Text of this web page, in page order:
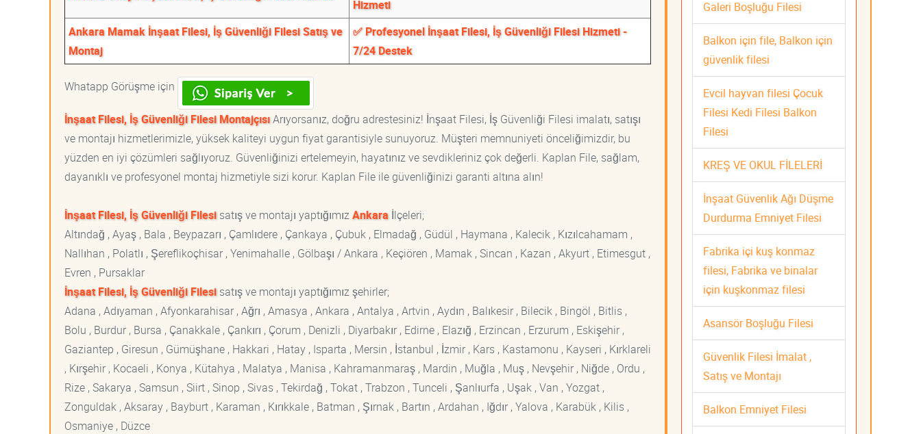
Hizmeti
Ankara Mamak İnşaat Filesi, İş Güvenliği Filesi Satış ve
Montaj
✅ Profesyonel İnşaat Filesi, İş Güvenliği Filesi Hizmeti -
7/24 Destek
Whatapp Görüşme için
İnşaat Filesi, İş Güvenliği Filesi MontajçısıArıyorsanız, doğru adrestesiniz! İnşaat Filesi, İş Güvenliği Filesi imalatı, satışı
ve montajı hizmetlerimizle, yüksek kaliteyi uygun fiyat garantisiyle sunuyoruz. Müşteri memnuniyeti önceliğimizdir, bu
yüzden en iyi çözümleri sağlıyoruz. Güvenliğinizi ertelemeyin, hayatınız ve sevdikleriniz çok değerli. Kaplan File, sağlam,
dayanıklı ve profesyonel montaj hizmetiyle sizi korur. Kaplan File ile güvenliğinizi garanti altına alın!
İnşaat Filesi, İş Güvenliği Filesisatış ve montajı yaptığımızAnkara İlçeleri;
Altındağ , Ayaş , Bala , Beypazarı , Çamlıdere , Çankaya , Çubuk , Elmadağ , Güdül , Haymana , Kalecik , Kızılcahamam ,
Nallıhan , Polatlı , Şereflikoçhisar , Yenimahalle , Gölbaşı / Ankara , Keçiören , Mamak , Sincan , Kazan , Akyurt , Etimesgut ,
Evren , Pursaklar
İnşaat Filesi, İş Güvenliği Filesisatış ve montajı yaptığımız şehirler;
Adana , Adıyaman , Afyonkarahisar , Ağrı , Amasya , Ankara , Antalya , Artvin , Aydın , Balıkesir , Bilecik , Bingöl , Bitlis ,
Bolu , Burdur , Bursa , Çanakkale , Çankırı , Çorum , Denizli , Diyarbakır , Edirne , Elazığ , Erzincan , Erzurum , Eskişehir ,
Gaziantep , Giresun , Gümüşhane , Hakkari , Hatay , Isparta , Mersin , İstanbul , İzmir , Kars , Kastamonu , Kayseri , Kırklareli
, Kırşehir , Kocaeli , Konya , Kütahya , Malatya , Manisa , Kahramanmaraş , Mardin , Muğla , Muş , Nevşehir , Niğde , Ordu ,
Rize , Sakarya , Samsun , Siirt , Sinop , Sivas , Tekirdağ , Tokat , Trabzon , Tunceli , Şanlıurfa , Uşak , Van , Yozgat ,
Zonguldak , Aksaray , Bayburt , Karaman , Kırıkkale , Batman , Şırnak , Bartın , Ardahan , Iğdır , Yalova , Karabük , Kilis ,
Osmaniye , Düzce
Galeri Boşluğu Filesi
Balkon için file, Balkon için
güvenlik filesi
Evcil hayvan filesi Çocuk
Filesi Kedi Filesi Balkon
Filesi
KREŞ VE OKUL FİLELERİ
İnşaat Güvenlik Ağı Düşme
Durdurma Emniyet Filesi
Fabrika içi kuş konmaz
filesi, Fabrika ve binalar
için kuşkonmaz filesi
Asansör Boşluğu Filesi
Güvenlik Filesi İmalat ,
Satış ve Montajı
Balkon Emniyet Filesi